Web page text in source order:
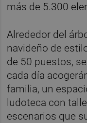
más de 5.300
Alrededor del
navideño de
de 50 puestos,
cada día
familia, un
ludoteca con
escenarios que